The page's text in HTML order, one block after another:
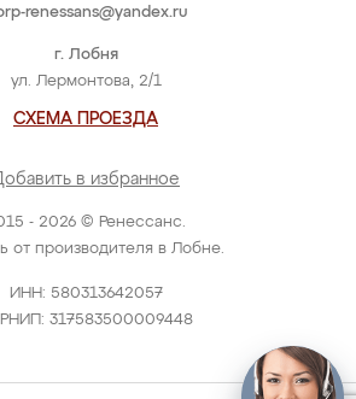
- 2026 © Ренессанс.
от производителя в Лобне.
ИНН: 580313642057
317583500009448
г. Лобня
ул. Лермонтова, 2/1
СХЕМА ПРОЕЗДА
в избранное
renessans@yandex.ru